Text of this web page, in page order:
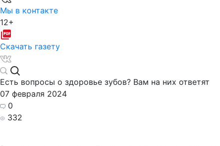
Мы в контакте
12+
Скачать газету
Есть вопросы о здоровье зубов? Вам на них ответят
07 февраля 2024
0
332